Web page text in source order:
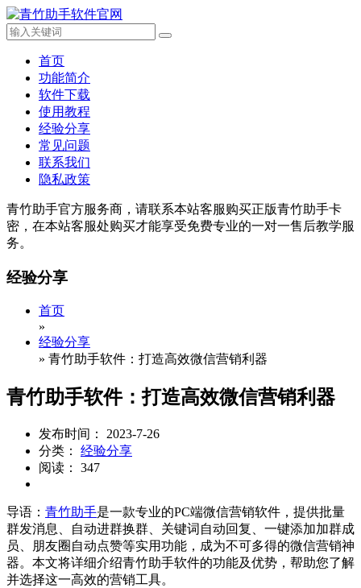
首页
功能简介
软件下载
使用教程
经验分享
常见问题
联系我们
隐私政策
青竹助手官方服务商，请联系本站客服购买正版青竹助手卡
密，在本站客服处购买才能享受免费专业的一对一售后教学服
务。
经验分享
首页
»
经验分享
» 青竹助手软件：打造高效微信营销利器
青竹助手软件：打造高效微信营销利器
发布时间： 2023-7-26
分类： 经验分享
阅读： 347
导语： 青竹助手是一款专业的PC端微信营销软件，提供批量
群发消息、自动进群换群、关键词自动回复、一键添加加群成
员、朋友圈自动点赞等实用功能，成为不可多得的微信营销神
器。本文将详细介绍青竹助手软件的功能及优势，帮助您了解
并选择这一高效的营销工具。